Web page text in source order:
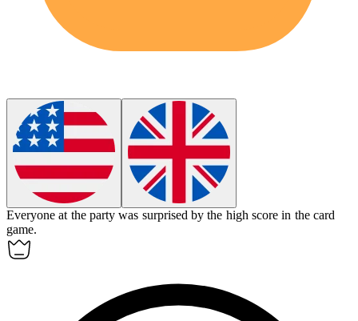
Everyone at the party was surprised by the high score in the card
game.